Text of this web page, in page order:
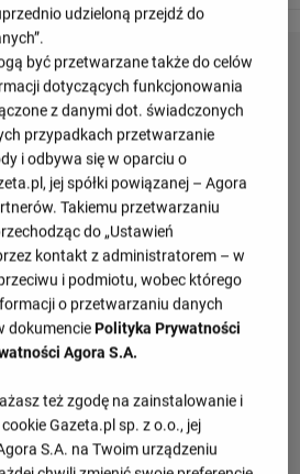
udzieloną przejdź do
być przetwarzane także do celów
dotyczących funkcjonowania
z danymi dot. świadczonych
przypadkach przetwarzanie
i odbywa się w oparciu o
jej spółki powiązanej – Agora
Takiemu przetwarzaniu
do „Ustawień
kontakt z administratorem – w
i podmiotu, wobec którego
o przetwarzaniu danych
dokumencie Polityka Prywatności
Agora S.A.
też zgodę na zainstalowanie i
Gazeta.pl sp. z o.o., jej
S.A. na Twoim urządzeniu